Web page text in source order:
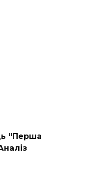
“Перша